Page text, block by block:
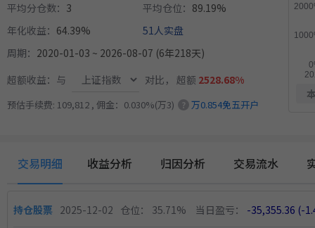
5月21日开始实盘 MACD顶背离成长优选量化策略 收益
6月15日开始实盘 趋势做T 收益 12.93%
平均分仓数： 3 平均仓位： 89.19%
年化收益： 64.39%
51人实盘
周期： 2020-01-03 ~ 2026-08-07 (6年218天)
超额收益：与
对比， 超额 2528.68%
预估手续费: 109,812 , 佣金：0.030%(万3) ? 万0.854免五开户
交易明细 收益分析 归因分析 交易流水
持仓股票 2025-12-02 仓位： 35.71% 当日盈亏： -35,355.36 (-